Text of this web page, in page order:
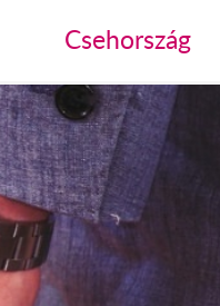
Csehország